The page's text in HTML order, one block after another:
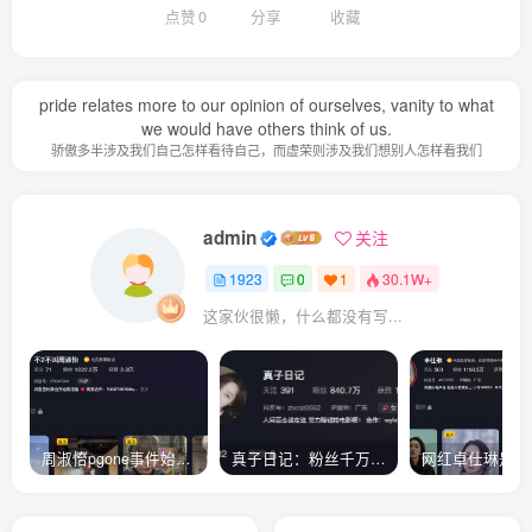
点赞0 分享 收藏
pride relates more to our opinion of ourselves, vanity to what
we would have others think of us.
骄傲多半涉及我们自己怎样看待自己，而虚荣则涉及我们想别人怎样看我们
admin 关注
1923 0 1 30.1W+
这家伙很懒，什么都没有写...
周淑怡pgone事件始末，周淑怡现状 真子日记：粉丝千万的真子日记是最懂反转的网红吗？